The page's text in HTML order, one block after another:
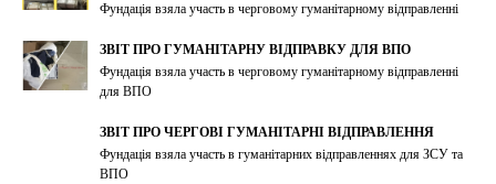
Фундація взяла участь в черговому гуманітарному відправленні
ЗВІТ ПРО ГУМАНІТАРНУ ВІДПРАВКУ ДЛЯ ВПО
Фундація взяла участь в черговому гуманітарному відправленні
для ВПО
ЗВІТ ПРО ЧЕРГОВІ ГУМАНІТАРНІ ВІДПРАВЛЕННЯ
Фундація взяла участь в гуманітарних відправленнях для ЗСУ та
ВПО